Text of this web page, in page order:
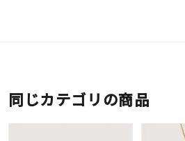
同じカテゴリの商品